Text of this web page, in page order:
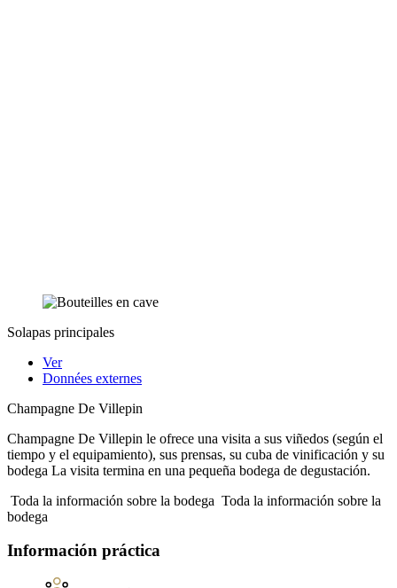
Solapas principales
Ver
Données externes
Champagne De Villepin
Champagne De Villepin le ofrece una visita a sus viñedos (según el
tiempo y el equipamiento), sus prensas, su cuba de vinificación y su
bodega La visita termina en una pequeña bodega de degustación.
Toda la información sobre la bodega Toda la información sobre la
bodega
Información práctica